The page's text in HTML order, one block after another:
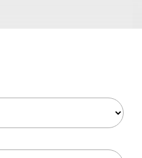
Profilo